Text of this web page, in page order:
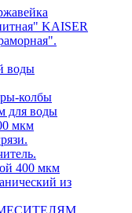
KAISER
воды
колбы
для воды
мкм
400 мкм
из